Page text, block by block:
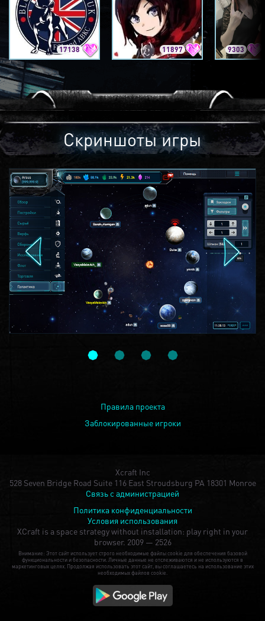
17138 11897 9303
Скриншоты игры
Правила проекта
Заблокированные игроки
Xcraft Inc
528 Seven Bridge Road Suite 116 East Stroudsburg PA 18301 Monroe
Связь с администрацией
Политика конфиденциальности
Условия использования
XCraft is a space strategy without installation: play right in your
browser. 2009 — 2526
Внимание: Этот сайт использует строго необходимые файлы cookie для обеспечения базовой
функциональности и безопасности. Личные данные не отслеживаются и не используются в
маркетинговых целях. Продолжая использовать этот сайт, вы соглашаетесь на использование этих
необходимых файлов cookie.